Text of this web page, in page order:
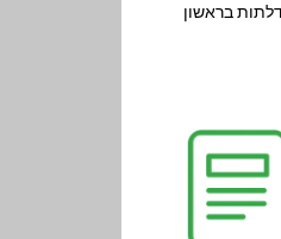
דלתות בראשון